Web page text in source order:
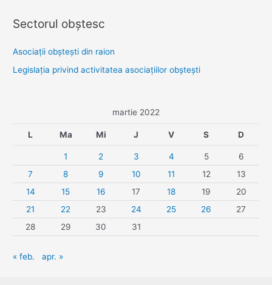
Sectorul obştesc
Asociaţii obşteşti din raion
Legislaţia privind activitatea asociaţiilor obşteşti
martie 2022
L Ma Mi J V S D
1 2 3 4 5
6
7
8 9 10 11 12
13
14
15 16 17 18 19
20
21
22 23 24 25 26
27
28
29 30 31
« feb. apr. »